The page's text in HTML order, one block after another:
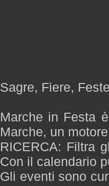
Sagre, Fiere,
Marche in Festa
Marche, un
RICERCA: Filtra
Con il calendario
Gli eventi sono